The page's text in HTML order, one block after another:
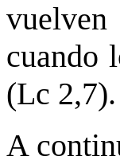
cuando
(Lc
A